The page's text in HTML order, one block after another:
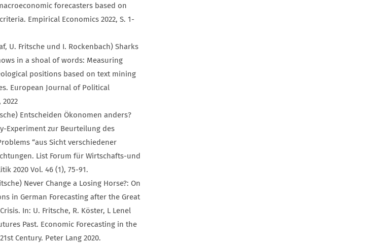
forecasters based on
Empirical Economics 2022, S. 1-
U. Fritsche und I. Rockenbach) Sharks
in a shoal of words: Measuring
positions based on text mining
European Journal of Political
2022
Entscheiden Ökonomen anders?
Experiment zur Beurteilung des
“aus Sicht verschiedener
List Forum für Wirtschafts-und
2020 Vol. 46 (1), 75-91.
Never Change a Losing Horse?: On
in German Forecasting after the Great
In: U. Fritsche, R. Köster, L Lenel
Past. Economic Forecasting in the
Century. Peter Lang 2020.